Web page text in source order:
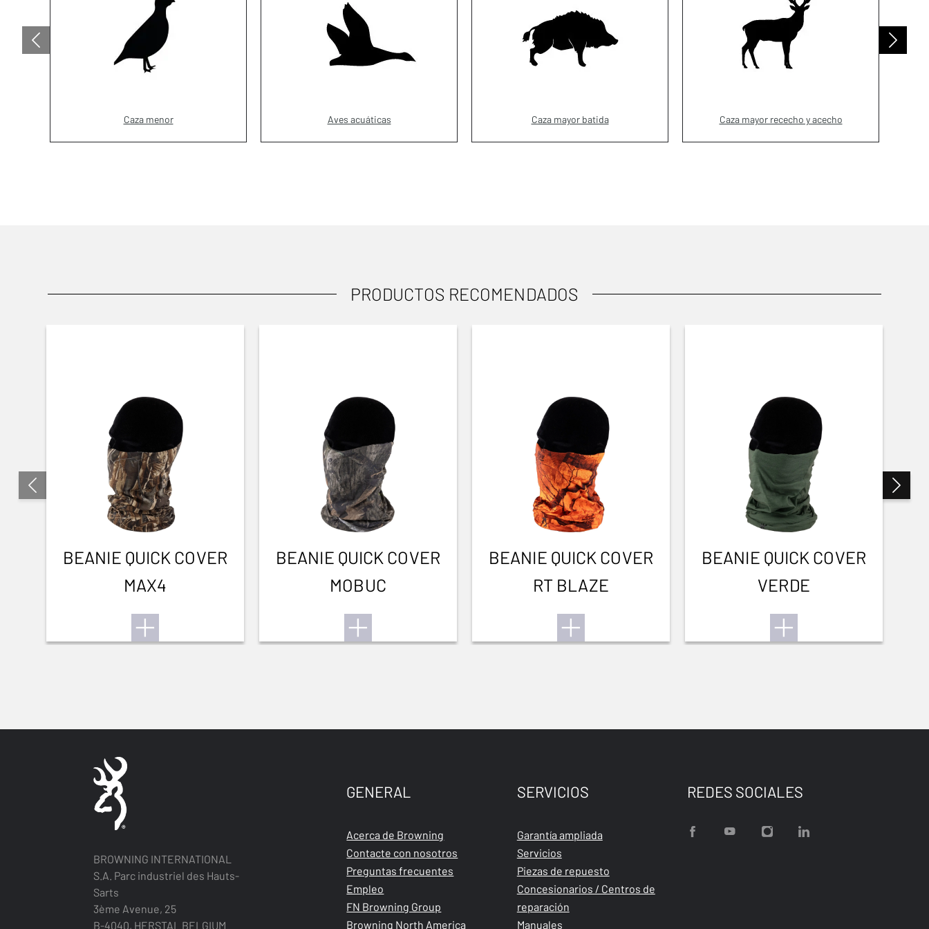
Caza menor Aves acuáticas Caza mayor batida Caza mayor rececho y acecho
PRODUCTOS RECOMENDADOS
BEANIE QUICK COVER
MAX4
BEANIE QUICK COVER
MOBUC
BEANIE QUICK COVER
RT BLAZE
BEANIE QUICK COVER
VERDE
BROWNING INTERNATIONAL
S.A. Parc industriel des Hauts-
Sarts
3ème Avenue, 25
B-4040, HERSTAL BELGIUM
GENERAL
Acerca de Browning
Contacte con nosotros
Preguntas frecuentes
Empleo
FN Browning Group
Browning North America
SERVICIOS
Garantía ampliada
Servicios
Piezas de repuesto
Concesionarios / Centros de
reparación
Manuales
REDES SOCIALES